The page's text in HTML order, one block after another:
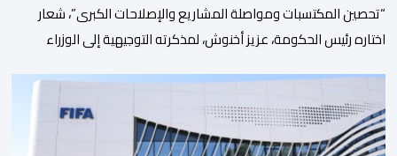
“تحصين المكتسبات ومواصلة المشاريع والإصلاحات الكبرى”، شعار
اختاره رئيس الحكومة، عزيز أخنوش، لمذكرته التوجيهية إلى الوزراء
مشروع من نوعه في ظل ولايته الحكومية. هذه الرسالة التأطيرية
ارتكزت على 4 أولويات، كما حملت ألحت على ضرورة عقلنة نفقات
التسيير، بل وتقييد التوظيف إلا في حالة الضرورة. […]